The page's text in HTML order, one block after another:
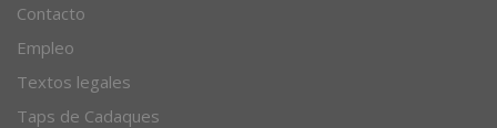
Contacto
Empleo
Textos legales
Taps de Cadaques